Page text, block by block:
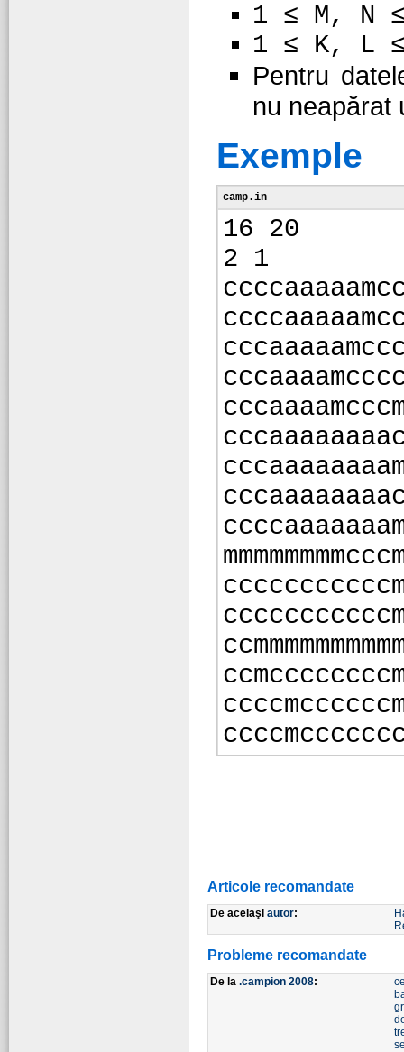
1 ≤ M, N
1 ≤ K, L
Pentru
nu neapărat
Exemple
camp.in
16 20
2 1
Articole recomandate
De acelaşi autor:
Probleme recomandate
De la .campion 2008: